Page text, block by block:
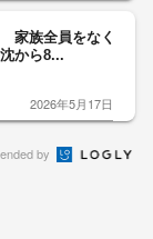
家族全員をなく
から8...
2026年5月17日
by